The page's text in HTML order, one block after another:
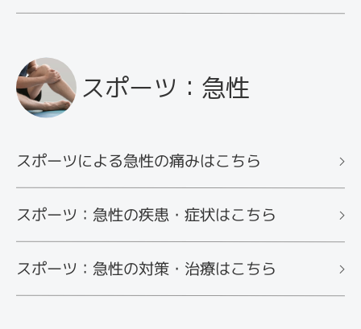
スポーツ：急性
スポーツによる急性の痛みはこちら
スポーツ：急性の疾患・症状はこちら
スポーツ：急性の対策・治療はこちら